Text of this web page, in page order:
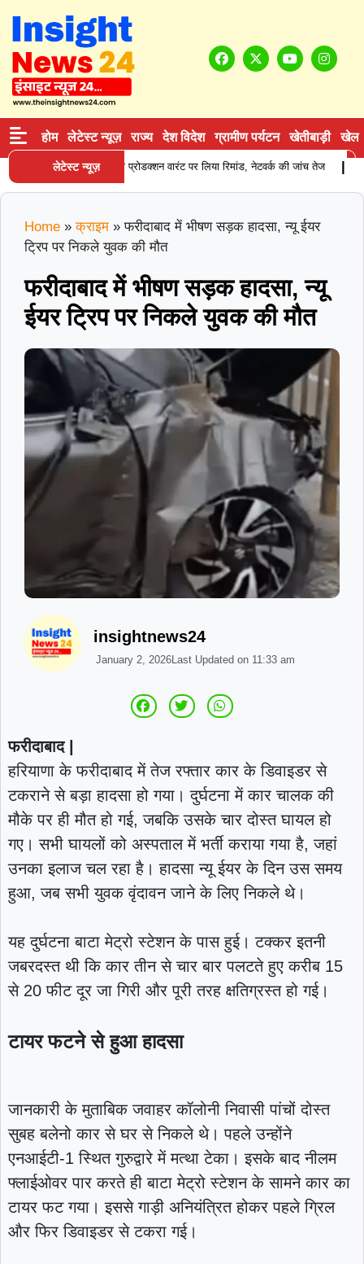
होम लेटेस्ट न्यूज़ राज्य देश विदेश ग्रामीण पर्यटन खेतीबाड़ी खेल
लेटेस्ट न्यूज़
करने वाले आरोपी को प्रोडक्शन वारंट पर लिया रिमांड, नेटवर्क की जांच तेज |
Home » क्राइम »फरीदाबाद में भीषण सड़क हादसा, न्यू ईयर
ट्रिप पर निकले युवक की मौत
फरीदाबाद में भीषण सड़क हादसा, न्यू
ईयर ट्रिप पर निकले युवक की मौत
insightnews24
January 2, 2026Last Updated on 11:33 am
फरीदाबाद |
हरियाणा के फरीदाबाद में तेज रफ्तार कार के डिवाइडर से
टकराने से बड़ा हादसा हो गया। दुर्घटना में कार चालक की
मौके पर ही मौत हो गई, जबकि उसके चार दोस्त घायल हो
गए। सभी घायलों को अस्पताल में भर्ती कराया गया है, जहां
उनका इलाज चल रहा है। हादसा न्यू ईयर के दिन उस समय
हुआ, जब सभी युवक वृंदावन जाने के लिए निकले थे।
यह दुर्घटना बाटा मेट्रो स्टेशन के पास हुई। टक्कर इतनी
जबरदस्त थी कि कार तीन से चार बार पलटते हुए करीब 15
से 20 फीट दूर जा गिरी और पूरी तरह क्षतिग्रस्त हो गई।
टायर फटने से हुआ हादसा
जानकारी के मुताबिक जवाहर कॉलोनी निवासी पांचों दोस्त
सुबह बलेनो कार से घर से निकले थे। पहले उन्होंने
एनआईटी-1 स्थित गुरुद्वारे में मत्था टेका। इसके बाद नीलम
फ्लाईओवर पार करते ही बाटा मेट्रो स्टेशन के सामने कार का
टायर फट गया। इससे गाड़ी अनियंत्रित होकर पहले ग्रिल
और फिर डिवाइडर से टकरा गई।